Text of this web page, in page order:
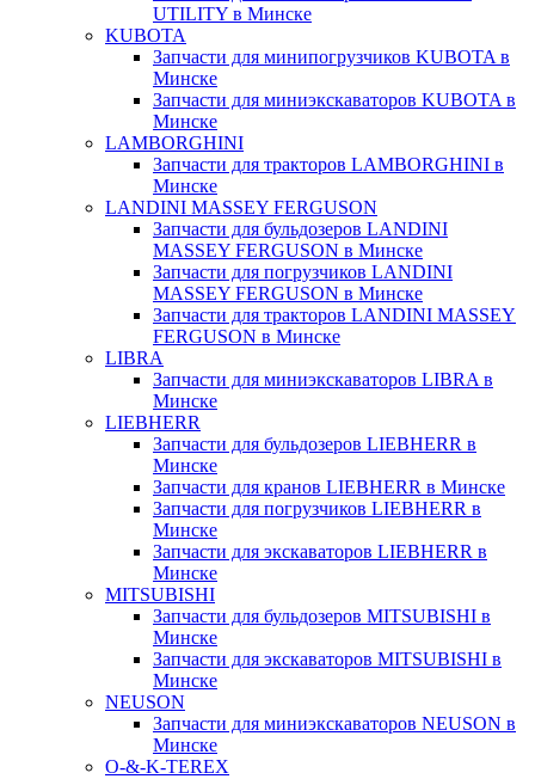
UTILITY в Минске
KUBOTA
Запчасти для минипогрузчиков KUBOTA в
Минске
Запчасти для миниэкскаваторов KUBOTA в
Минске
LAMBORGHINI
Запчасти для тракторов LAMBORGHINI в
Минске
LANDINI MASSEY FERGUSON
Запчасти для бульдозеров LANDINI
MASSEY FERGUSON в Минске
Запчасти для погрузчиков LANDINI
MASSEY FERGUSON в Минске
Запчасти для тракторов LANDINI MASSEY
FERGUSON в Минске
LIBRA
Запчасти для миниэкскаваторов LIBRA в
Минске
LIEBHERR
Запчасти для бульдозеров LIEBHERR в
Минске
Запчасти для кранов LIEBHERR в Минске
Запчасти для погрузчиков LIEBHERR в
Минске
Запчасти для экскаваторов LIEBHERR в
Минске
MITSUBISHI
Запчасти для бульдозеров MITSUBISHI в
Минске
Запчасти для экскаваторов MITSUBISHI в
Минске
NEUSON
Запчасти для миниэкскаваторов NEUSON в
Минске
O-&-K-TEREX